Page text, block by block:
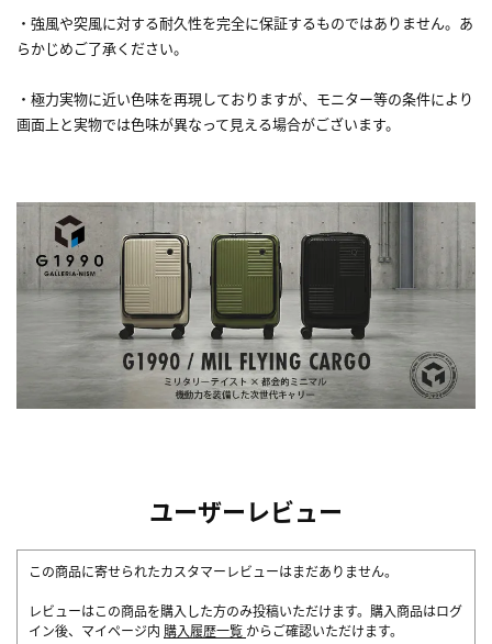
・強風や突風に対する耐久性を完全に保証するものではありません。あ
らかじめご了承ください。
・極力実物に近い色味を再現しておりますが、モニター等の条件により
画面上と実物では色味が異なって見える場合がございます。
ユーザーレビュー
この商品に寄せられたカスタマーレビューはまだありません。
レビューはこの商品を購入した方のみ投稿いただけます。購入商品はログ
イン後、マイページ内 購入履歴一覧 からご確認いただけます。